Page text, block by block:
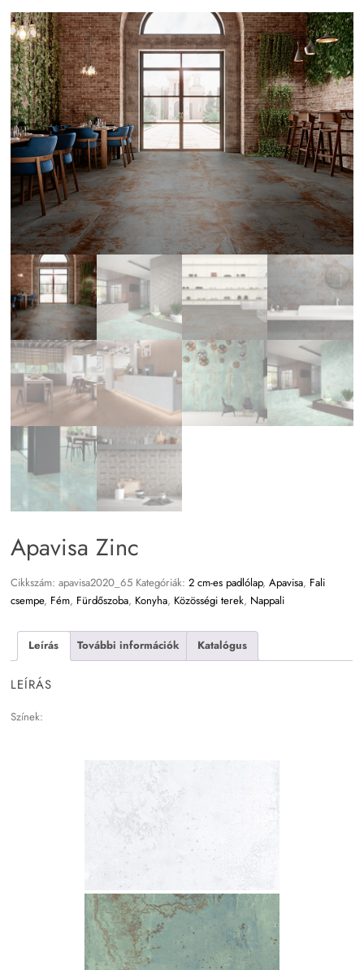
Apavisa Zinc
Cikkszám:apavisa2020_65 Kategóriák:2 cm-es padlólap,Apavisa, Fali
csempe, Fém, Fürdőszoba, Konyha, Közösségi terek, Nappali
Leírás További információk Katalógus
LEÍRÁS
Színek: